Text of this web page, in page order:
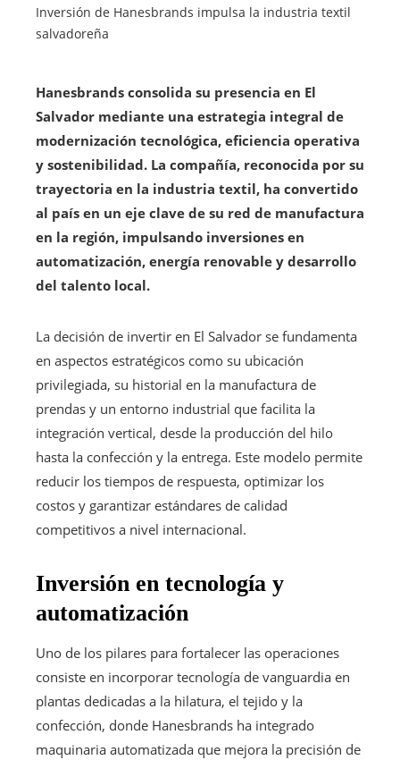
Inversión de Hanesbrands impulsa la industria textil
salvadoreña
Hanesbrands consolida su presencia en El
Salvador mediante una estrategia integral de
modernización tecnológica, eficiencia operativa
y sostenibilidad. La compañía, reconocida por su
trayectoria en la industria textil, ha convertido
al país en un eje clave de su red de manufactura
en la región, impulsando inversiones en
automatización, energía renovable y desarrollo
del talento local.
La decisión de invertir en El Salvador se fundamenta
en aspectos estratégicos como su ubicación
privilegiada, su historial en la manufactura de
prendas y un entorno industrial que facilita la
integración vertical, desde la producción del hilo
hasta la confección y la entrega. Este modelo permite
reducir los tiempos de respuesta, optimizar los
costos y garantizar estándares de calidad
competitivos a nivel internacional.
Inversión en tecnología y
automatización
Uno de los pilares para fortalecer las operaciones
consiste en incorporar tecnología de vanguardia en
plantas dedicadas a la hilatura, el tejido y la
confección, donde Hanesbrands ha integrado
maquinaria automatizada que mejora la precisión de